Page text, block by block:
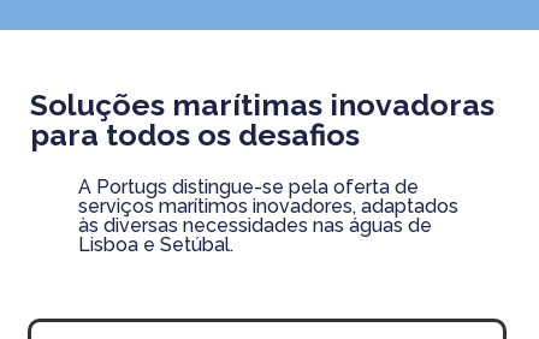
Soluções marítimas inovadoras
para todos os desafios
A Portugs distingue-se pela oferta de
serviços marítimos inovadores, adaptados
às diversas necessidades nas águas de
Lisboa e Setúbal.